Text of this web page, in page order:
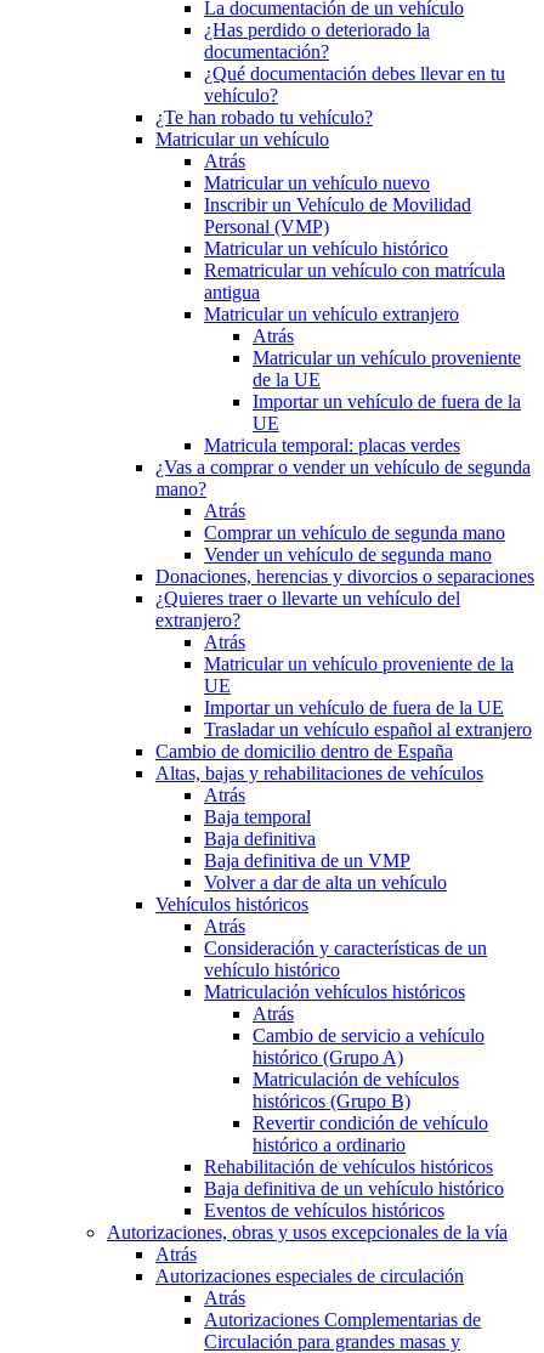
La documentación de un vehículo
¿Has perdido o deteriorado la
documentación?
¿Qué documentación debes llevar en tu
vehículo?
¿Te han robado tu vehículo?
Matricular un vehículo
Atrás
Matricular un vehículo nuevo
Inscribir un Vehículo de Movilidad
Personal (VMP)
Matricular un vehículo histórico
Rematricular un vehículo con matrícula
antigua
Matricular un vehículo extranjero
Atrás
Matricular un vehículo proveniente
de la UE
Importar un vehículo de fuera de la
UE
Matricula temporal: placas verdes
¿Vas a comprar o vender un vehículo de segunda
mano?
Atrás
Comprar un vehículo de segunda mano
Vender un vehículo de segunda mano
Donaciones, herencias y divorcios o separaciones
¿Quieres traer o llevarte un vehículo del
extranjero?
Atrás
Matricular un vehículo proveniente de la
UE
Importar un vehículo de fuera de la UE
Trasladar un vehículo español al extranjero
Cambio de domicilio dentro de España
Altas, bajas y rehabilitaciones de vehículos
Atrás
Baja temporal
Baja definitiva
Baja definitiva de un VMP
Volver a dar de alta un vehículo
Vehículos históricos
Atrás
Consideración y características de un
vehículo histórico
Matriculación vehículos históricos
Atrás
Cambio de servicio a vehículo
histórico (Grupo A)
Matriculación de vehículos
históricos (Grupo B)
Revertir condición de vehículo
histórico a ordinario
Rehabilitación de vehículos históricos
Baja definitiva de un vehículo histórico
Eventos de vehículos históricos
Autorizaciones, obras y usos excepcionales de la vía
Atrás
Autorizaciones especiales de circulación
Atrás
Autorizaciones Complementarias de
Circulación para grandes masas y